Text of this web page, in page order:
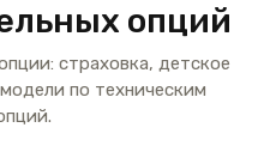
опций
страховка, детское
по техническим